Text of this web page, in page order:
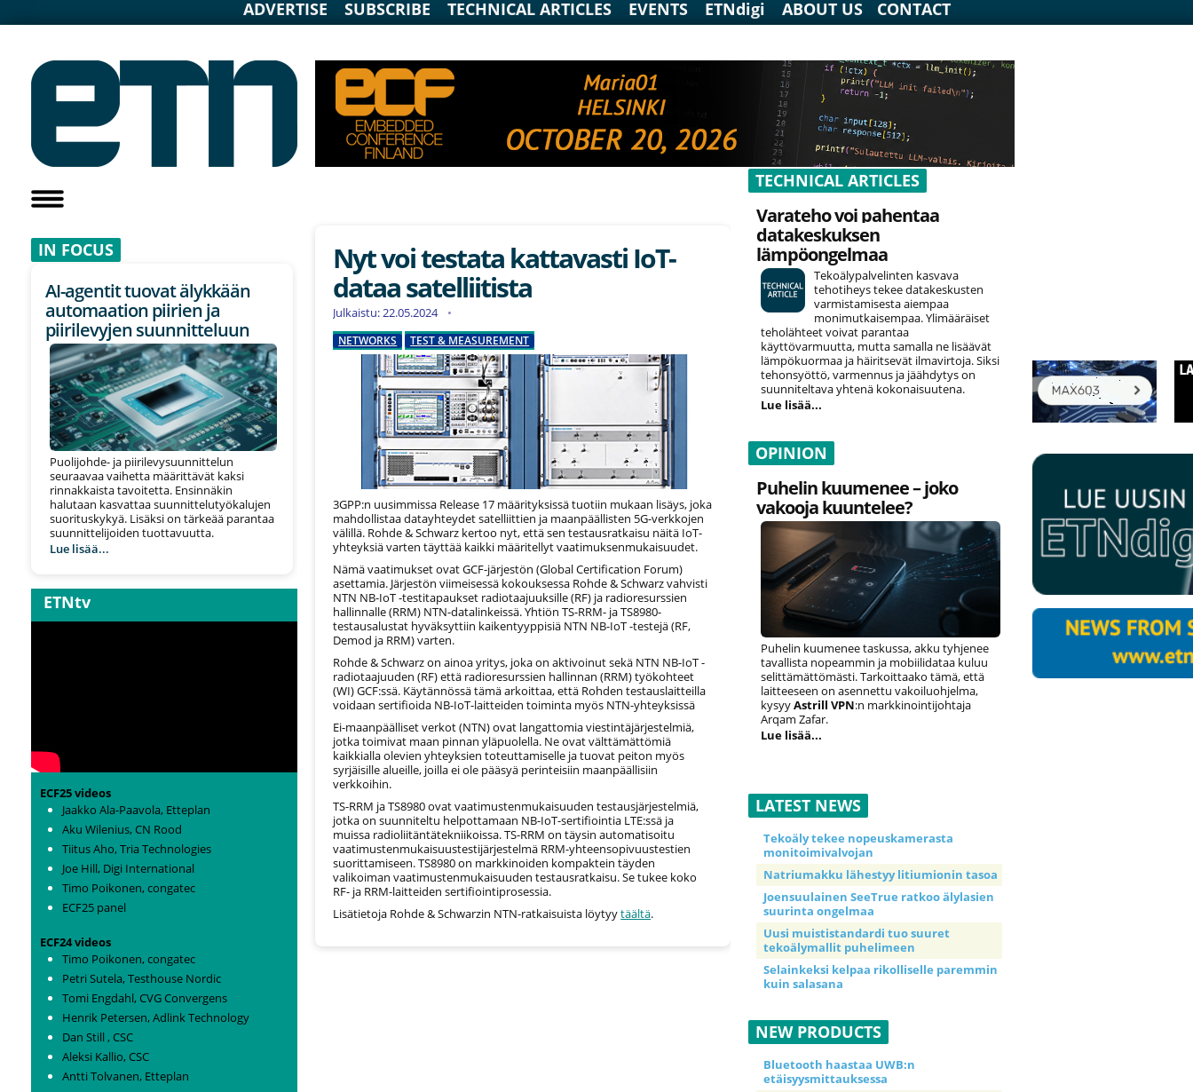
ADVERTISE SUBSCRIBE TECHNICAL ARTICLES EVENTS ETNdigi ABOUT US CONTACT
IN FOCUS
AI-agentit tuovat älykkään
automaation piirien ja
piirilevyjen suunnitteluun
Puolijohde- ja piirilevysuunnittelun
seuraavaa vaihetta määrittävät kaksi
rinnakkaista tavoitetta. Ensinnäkin
halutaan kasvattaa suunnittelutyökalujen
suorituskykyä. Lisäksi on tärkeää parantaa
suunnittelijoiden tuottavuutta.
Lue lisää...
ETNtv
ECF25 videos
Jaakko Ala-Paavola, Etteplan
Aku Wilenius, CN Rood
Tiitus Aho, Tria Technologies
Joe Hill, Digi International
Timo Poikonen, congatec
ECF25 panel
ECF24 videos
Timo Poikonen, congatec
Petri Sutela, Testhouse Nordic
Tomi Engdahl, CVG Convergens
Henrik Petersen, Adlink Technology
Dan Still , CSC
Aleksi Kallio, CSC
Antti Tolvanen, Etteplan
Nyt voi testata kattavasti IoT-
dataa satelliitista
Julkaistu: 22.05.2024
NETWORKS TEST & MEASUREMENT
3GPP:n uusimmissa Release 17 määrityksissä tuotiin mukaan lisäys, joka
mahdollistaa datayhteydet satelliittien ja maanpäällisten 5G-verkkojen
välillä. Rohde & Schwarz kertoo nyt, että sen testausratkaisu näitä IoT-
yhteyksiä varten täyttää kaikki määritellyt vaatimuksenmukaisuudet.
Nämä vaatimukset ovat GCF-järjestön (Global Certification Forum)
asettamia. Järjestön viimeisessä kokouksessa Rohde & Schwarz vahvisti
NTN NB-IoT -testitapaukset radiotaajuuksille (RF) ja radioresurssien
hallinnalle (RRM) NTN-datalinkeissä. Yhtiön TS-RRM- ja TS8980-
testausalustat hyväksyttiin kaikentyyppisiä NTN NB-IoT -testejä (RF,
Demod ja RRM) varten.
Rohde & Schwarz on ainoa yritys, joka on aktivoinut sekä NTN NB-IoT -
radiotaajuuden (RF) että radioresurssien hallinnan (RRM) työkohteet
(WI) GCF:ssä. Käytännössä tämä arkoittaa, että Rohden testauslaitteilla
voidaan sertifioida NB-IoT-laitteiden toiminta myös NTN-yhteyksissä
Ei-maanpäälliset verkot (NTN) ovat langattomia viestintäjärjestelmiä,
jotka toimivat maan pinnan yläpuolella. Ne ovat välttämättömiä
kaikkialla olevien yhteyksien toteuttamiselle ja tuovat peiton myös
syrjäisille alueille, joilla ei ole pääsyä perinteisiin maanpäällisiin
verkkoihin.
TS-RRM ja TS8980 ovat vaatimustenmukaisuuden testausjärjestelmiä,
jotka on suunniteltu helpottamaan NB-IoT-sertifiointia LTE:ssä ja
muissa radioliitäntätekniikoissa. TS-RRM on täysin automatisoitu
vaatimustenmukaisuustestijärjestelmä RRM-yhteensopivuustestien
suorittamiseen. TS8980 on markkinoiden kompaktein täyden
valikoiman vaatimustenmukaisuuden testausratkaisu. Se tukee koko
RF- ja RRM-laitteiden sertifiointiprosessia.
Lisätietoja Rohde & Schwarzin NTN-ratkaisuista löytyytäältä.
TECHNICAL ARTICLES
Varateho voi pahentaa
datakeskuksen
lämpöongelmaa
Tekoälypalvelinten kasvava
tehotiheys tekee datakeskusten
varmistamisesta aiempaa
monimutkaisempaa. Ylimääräiset
teholähteet voivat parantaa
käyttövarmuutta, mutta samalla ne lisäävät
lämpökuormaa ja häiritsevät ilmavirtoja. Siksi
tehonsyöttö, varmennus ja jäähdytys on
suunniteltava yhtenä kokonaisuutena.
Lue lisää...
OPINION
Puhelin kuumenee – joko
vakooja kuuntelee?
Puhelin kuumenee taskussa, akku tyhjenee
tavallista nopeammin ja mobiilidataa kuluu
selittämättömästi. Tarkoittaako tämä, että
laitteeseen on asennettu vakoiluohjelma,
kysyyAstrill VPN:n markkinointijohtaja
Arqam Zafar.
Lue lisää...
LATEST NEWS
Tekoäly tekee nopeuskamerasta
monitoimivalvojan
Natriumakku lähestyy litiumionin tasoa
Joensuulainen SeeTrue ratkoo älylasien
suurinta ongelmaa
Uusi muististandardi tuo suuret
tekoälymallit puhelimeen
Selainkeksi kelpaa rikolliselle paremmin
kuin salasana
NEW PRODUCTS
Bluetooth haastaa UWB:n
etäisyysmittauksessa